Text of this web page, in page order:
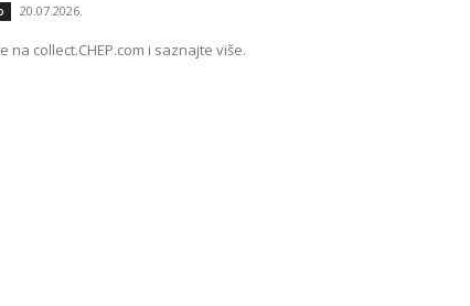
20.07.2026.
na collect.CHEP.com i saznajte više.